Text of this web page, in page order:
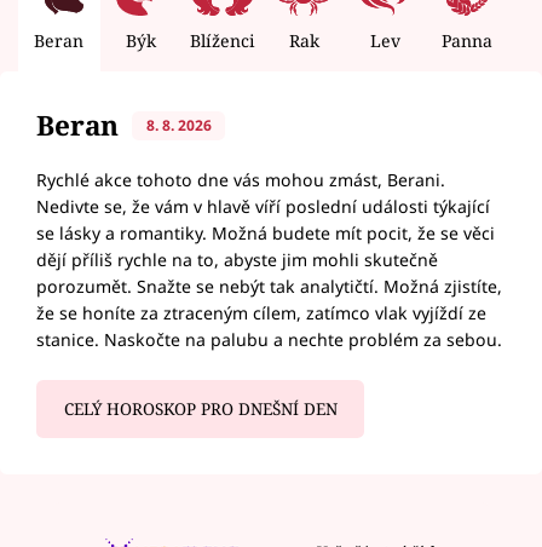
Beran Býk Blíženci Rak Lev Panna
Beran 8. 8. 2026
Rychlé akce tohoto dne vás mohou zmást, Berani.
Nedivte se, že vám v hlavě víří poslední události týkající
se lásky a romantiky. Možná budete mít pocit, že se věci
dějí příliš rychle na to, abyste jim mohli skutečně
porozumět. Snažte se nebýt tak analytičtí. Možná zjistíte,
že se honíte za ztraceným cílem, zatímco vlak vyjíždí ze
stanice. Naskočte na palubu a nechte problém za sebou.
CELÝ HOROSKOP PRO DNEŠNÍ DEN